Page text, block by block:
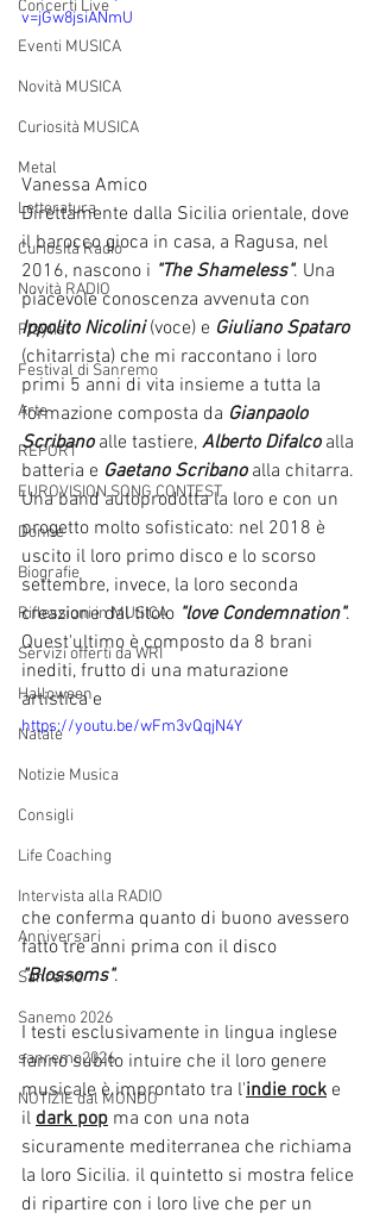
Concerti Live
Eventi MUSICA
Novità MUSICA
Curiosità MUSICA
Metal
Letteratura
Curiosità Radio
Novità RADIO
Playlist
Festival di Sanremo
Arte
REPORT
EUROVISION SONG CONTEST
Donne
Biografie
Riflessioni in MUSICA
Servizi offerti da WRI
Halloween
Natale
Notizie Musica
Consigli
Life Coaching
Intervista alla RADIO
Anniversari
Sanremo
Sanemo 2026
sanremo2026
NOTIZIE dal MONDO
v=jGw8jsiANmU
Vanessa Amico
Direttamente dalla Sicilia orientale, dove
il barocco gioca in casa, a Ragusa, nel
2016, nascono i "The Shameless". Una
piacevole conoscenza avvenuta con
Ippolito Nicolini (voce) e Giuliano Spataro
(chitarrista) che mi raccontano i loro
primi 5 anni di vita insieme a tutta la
formazione composta da Gianpaolo
Scribano alle tastiere, Alberto Difalco alla
batteria e Gaetano Scribano alla chitarra.
Una band autoprodotta la loro e con un
progetto molto sofisticato: nel 2018 è
uscito il loro primo disco e lo scorso
settembre, invece, la loro seconda
creazione dal titolo "love Condemnation".
Quest'ultimo è composto da 8 brani
inediti, frutto di una maturazione
artistica e
https://youtu.be/wFm3vQqjN4Y
che conferma quanto di buono avessero
fatto tre anni prima con il disco
"Blossoms".
I testi esclusivamente in lingua inglese
fanno subito intuire che il loro genere
musicale è improntato tra l'indie rock e
il dark pop ma con una nota
sicuramente mediterranea che richiama
la loro Sicilia. il quintetto si mostra felice
di ripartire con i loro live che per un